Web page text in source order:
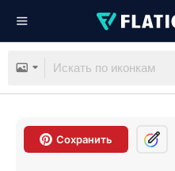
Сохранить